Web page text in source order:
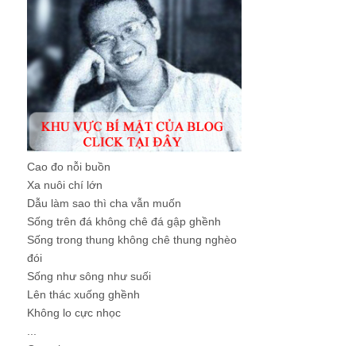
Cao đo nỗi buồn
Xa nuôi chí lớn
Dẫu làm sao thì cha vẫn muốn
Sống trên đá không chê đá gập ghềnh
Sống trong thung không chê thung nghèo
đói
Sống như sông như suối
Lên thác xuống ghềnh
Không lo cực nhọc